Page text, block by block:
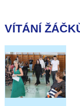
VÍTÁNÍ